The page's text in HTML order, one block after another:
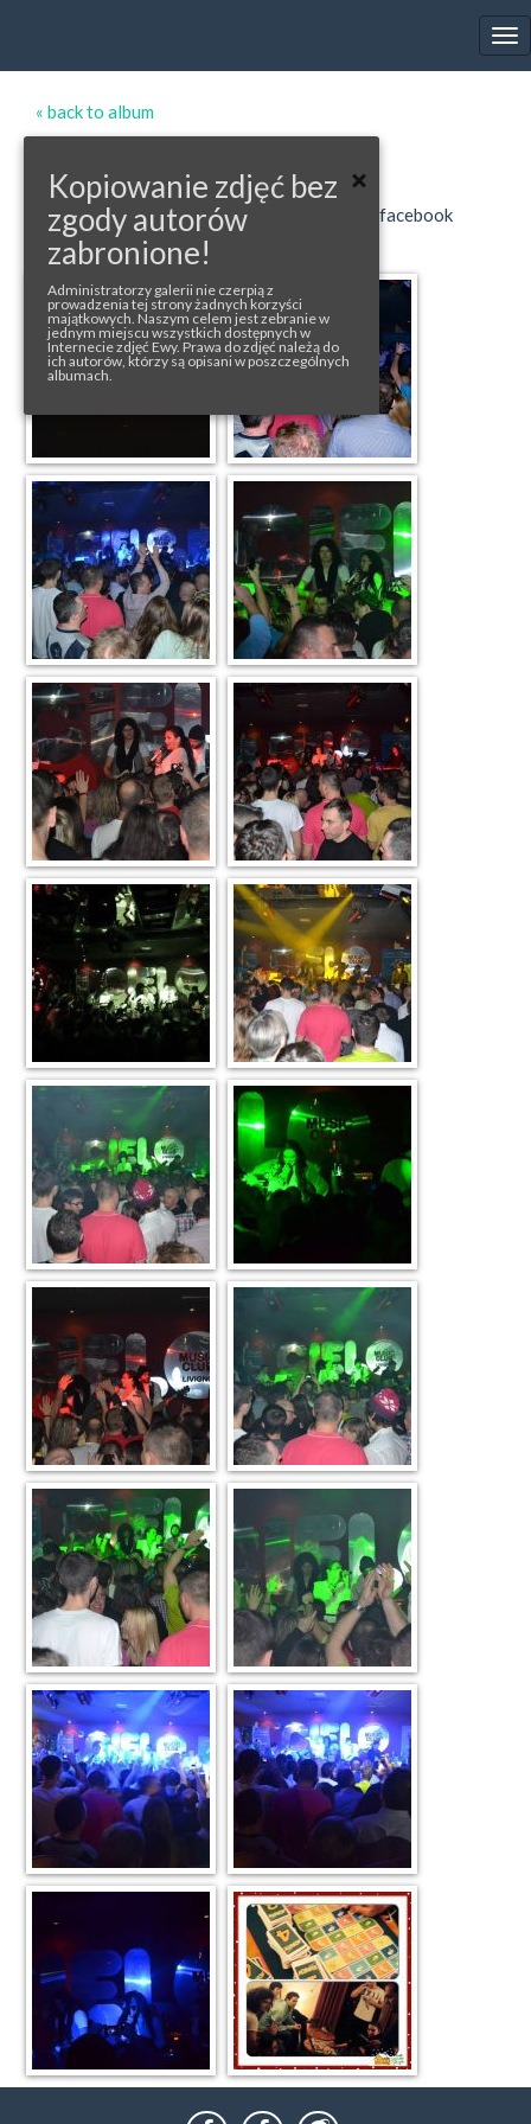
« back to album
LIVINGO
photos from: Il Cielo Musiclub (1-17), Ewa's facebook
Kopiowanie zdjęć bez
zgody autorów
zabronione!
Administratorzy galerii nie czerpią z
prowadzenia tej strony żadnych korzyści
majątkowych. Naszym celem jest zebranie w
jednym miejscu wszystkich dostępnych w
Internecie zdjęć Ewy. Prawa do zdjęć należą do
ich autorów, którzy są opisani w poszczególnych
albumach.